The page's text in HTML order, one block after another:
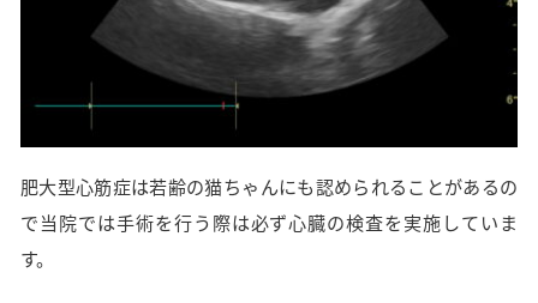
肥大型心筋症は若齢の猫ちゃんにも認められることがあるの
で当院では手術を行う際は必ず心臓の検査を実施していま
す。